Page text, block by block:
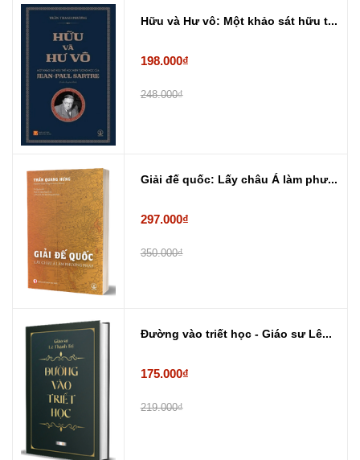
Hữu và Hư vô: Một khảo sát hữu t...
198.000₫
248.000₫
Giải đế quốc: Lấy châu Á làm phư...
297.000₫
350.000₫
Đường vào triết học - Giáo sư Lê...
175.000₫
219.000₫